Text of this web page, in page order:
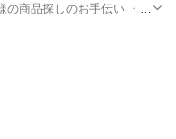
商品探しのお手伝い ・カ